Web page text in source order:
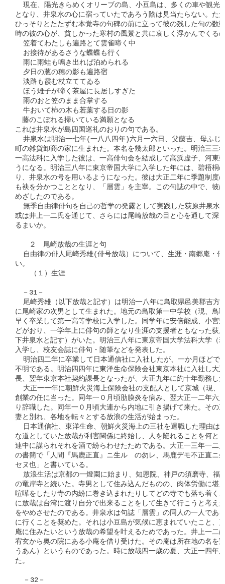
現在、陽光きらめくオリーブの島、小豆島は、多くの車や観光
となり、井泉水の心に宿っていたであろう陰は見当たらない。た
ひっそりとたたずむ本覚寺の句碑の前に立って彼の残した句の数
時の彼の心が、貧しかった寒村の風景と共に哀しく浮かんでくる
  笠着てわたしも遍路とて雲雀啼く中
  お接待があるさうな蝶蝶も行く
  雨に雨蛙も鳴き出れば泊められる
  夕日の葱の穂の影も遍路宿
  淡路も霞む杖立ててゐる
  ほう雉子が啼く茶屋に長居しすぎた
  雨のおと笠のまま合掌する
  牛おいて柿の木も若葉する日の影
藤のこぼれる掃いている満願となる
これは井泉水が島四国巡礼のおりの句である。
井泉水は明治一七年(一八八四年)六月一六日、父藤吉、母ふじ
町の雑貨卸商の家に生まれた。本名を幾太郎といった。明治三三
一高法科に入学した彼は、一高俳句会を結成して高浜虚子、河東
うになる。明治三八年に東京帝国大学に入学した年には、碧梧桐
り、井泉水の号を用いるようになった。彼は大正二年に季題制度
も袂を分かつこととなり、「層雲」を主宰。この句誌の中で、彼
めざしたのである。
無季自由律俳句を自己の哲学の発露として実践した荻原井泉水
或は井上一二氏を通じて、さらには尾崎放哉の目と心を通して深
るまいか。　　　　　　　　　　　　　　　　　　　　　　　　
２　尾崎放哉の生涯と句
自由律の俳人尾崎秀雄(俳号放哉）について、生涯・南郷庵・
い。
  　（１）生涯
－31－
尾崎秀雄（以下放哉と記す）は明治一八年に鳥取県邑美郡吉方
に尾崎家の次男として生まれた。地元の鳥取第一中学校（現、鳥
早く卒業して第一高等学校に入学した。同学年に安倍能成、小宮
どがおり、一学年上に俳句の師となり生涯の支援者ともなった荻
下井泉水と記す）がいた。明治三八年に東京帝国大学法科大学（
入学し、校友会誌に俳句・随筆などを発表した。
明治四二年に卒業して日本通信社に入社したが、一か月ほどで
不明である。明治四四年に東洋生命保険会社東京本社に入社し大
長、翌年東京本社契約課長となったが、大正九年に約十年勤務し
大正一一年に朝鮮火災海上保険会社の支配人として京城（現、
創業の任に当った。同年一０月頃肋膜炎を病み、翌大正一二年六
り辞職した。同年一０月頃大連から内地に引き揚げて来た。その
妻と別れ、各地を転々とする放浪の生活が始まった。
日本通信社、東洋生命、朝鮮火災海上の三社を退職した理由は
な道としていた放哉が利害関係に終始し、人を陥れることを何と
連中に謀られそれを酒で紛らわせたためである。大正一三年一二
の書簡で「人間『馬鹿正直』ニ生ルゝの勿レ、馬鹿デモ不正直ニ
セヌ也」と書いている。
放浪生活は京都の一燈園に始まり、知恩院、神戸の須磨寺、福
の竜岸寺と続いた。寺男として住み込んだものの、肉体労働に堪
喧嘩をしたり寺の内紛に巻き込まれたりしてどの寺でも落ち着く
に放哉は台湾に渡り自分で出来ることをして生きて行こうと考え
をやめさせたのである。井泉水は句誌「層雲」の同人の一人であ
に行くことを奨めた。それは小豆島が気候に恵まれていたこと、
庵に住みたいという放哉の希望を叶えるためであった。井上一二
宥玄から奥の院にある小庵を借り受けた。その庵は所在地の名を
うあん）というものであった。時に放哉四一歳の夏、大正一四年
た。
  －32－